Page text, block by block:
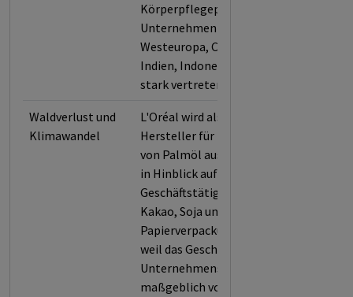
Körperpflegeprodukten. Das
Unternehmen ist besonders in
Westeuropa, China, Hongkong,
Indien, Indonesien und Brasilien
stark vertreten.
Waldverlust und
Klimawandel
L'Oréal wird als führender
Hersteller für Produkte auf Basis
von Palmöl ausgewählt und zudem
in Hinblick auf seine
Geschäftstätigkeiten in Bezug auf
Kakao, Soja und
Papierverpackungen bewertet,
weil das Geschäftsmodell des
Unternehmens die Entwaldung
maßgeblich vorantreibt und es zu